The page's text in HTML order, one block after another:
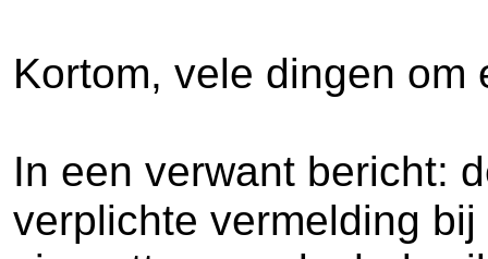
Kortom, vele dingen
In een verwant bericht:
verplichte vermelding